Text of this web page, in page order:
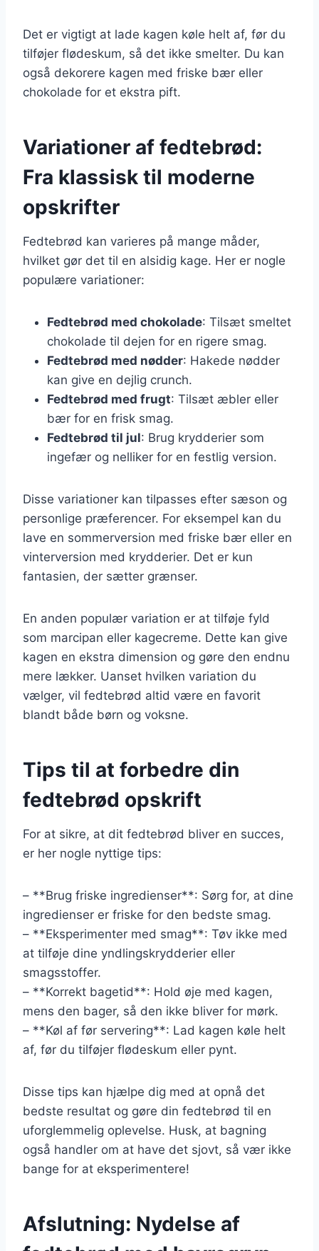
Det er vigtigt at lade kagen køle helt af, før du
tilføjer flødeskum, så det ikke smelter. Du kan
også dekorere kagen med friske bær eller
chokolade for et ekstra pift.
Variationer af fedtebrød:
Fra klassisk til moderne
opskrifter
Fedtebrød kan varieres på mange måder,
hvilket gør det til en alsidig kage. Her er nogle
populære variationer:
Fedtebrød med chokolade: Tilsæt smeltet
chokolade til dejen for en rigere smag.
Fedtebrød med nødder: Hakede nødder
kan give en dejlig crunch.
Fedtebrød med frugt: Tilsæt æbler eller
bær for en frisk smag.
Fedtebrød til jul: Brug krydderier som
ingefær og nelliker for en festlig version.
Disse variationer kan tilpasses efter sæson og
personlige præferencer. For eksempel kan du
lave en sommerversion med friske bær eller en
vinterversion med krydderier. Det er kun
fantasien, der sætter grænser.
En anden populær variation er at tilføje fyld
som marcipan eller kagecreme. Dette kan give
kagen en ekstra dimension og gøre den endnu
mere lækker. Uanset hvilken variation du
vælger, vil fedtebrød altid være en favorit
blandt både børn og voksne.
Tips til at forbedre din
fedtebrød opskrift
For at sikre, at dit fedtebrød bliver en succes,
er her nogle nyttige tips:
– **Brug friske ingredienser**: Sørg for, at dine
ingredienser er friske for den bedste smag.
– **Eksperimenter med smag**: Tøv ikke med
at tilføje dine yndlingskrydderier eller
smagsstoffer.
– **Korrekt bagetid**: Hold øje med kagen,
mens den bager, så den ikke bliver for mørk.
– **Køl af før servering**: Lad kagen køle helt
af, før du tilføjer flødeskum eller pynt.
Disse tips kan hjælpe dig med at opnå det
bedste resultat og gøre din fedtebrød til en
uforglemmelig oplevelse. Husk, at bagning
også handler om at have det sjovt, så vær ikke
bange for at eksperimentere!
Afslutning: Nydelse af